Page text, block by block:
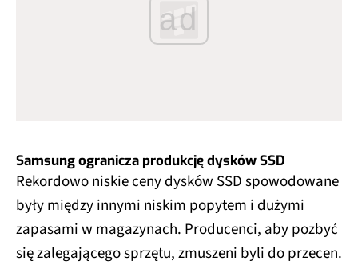
ad
Samsung ogranicza produkcję dysków SSD
Rekordowo niskie ceny dysków SSD spowodowane
były między innymi niskim popytem i dużymi
zapasami w magazynach. Producenci, aby pozbyć
się zalegającego sprzętu, zmuszeni byli do przecen.